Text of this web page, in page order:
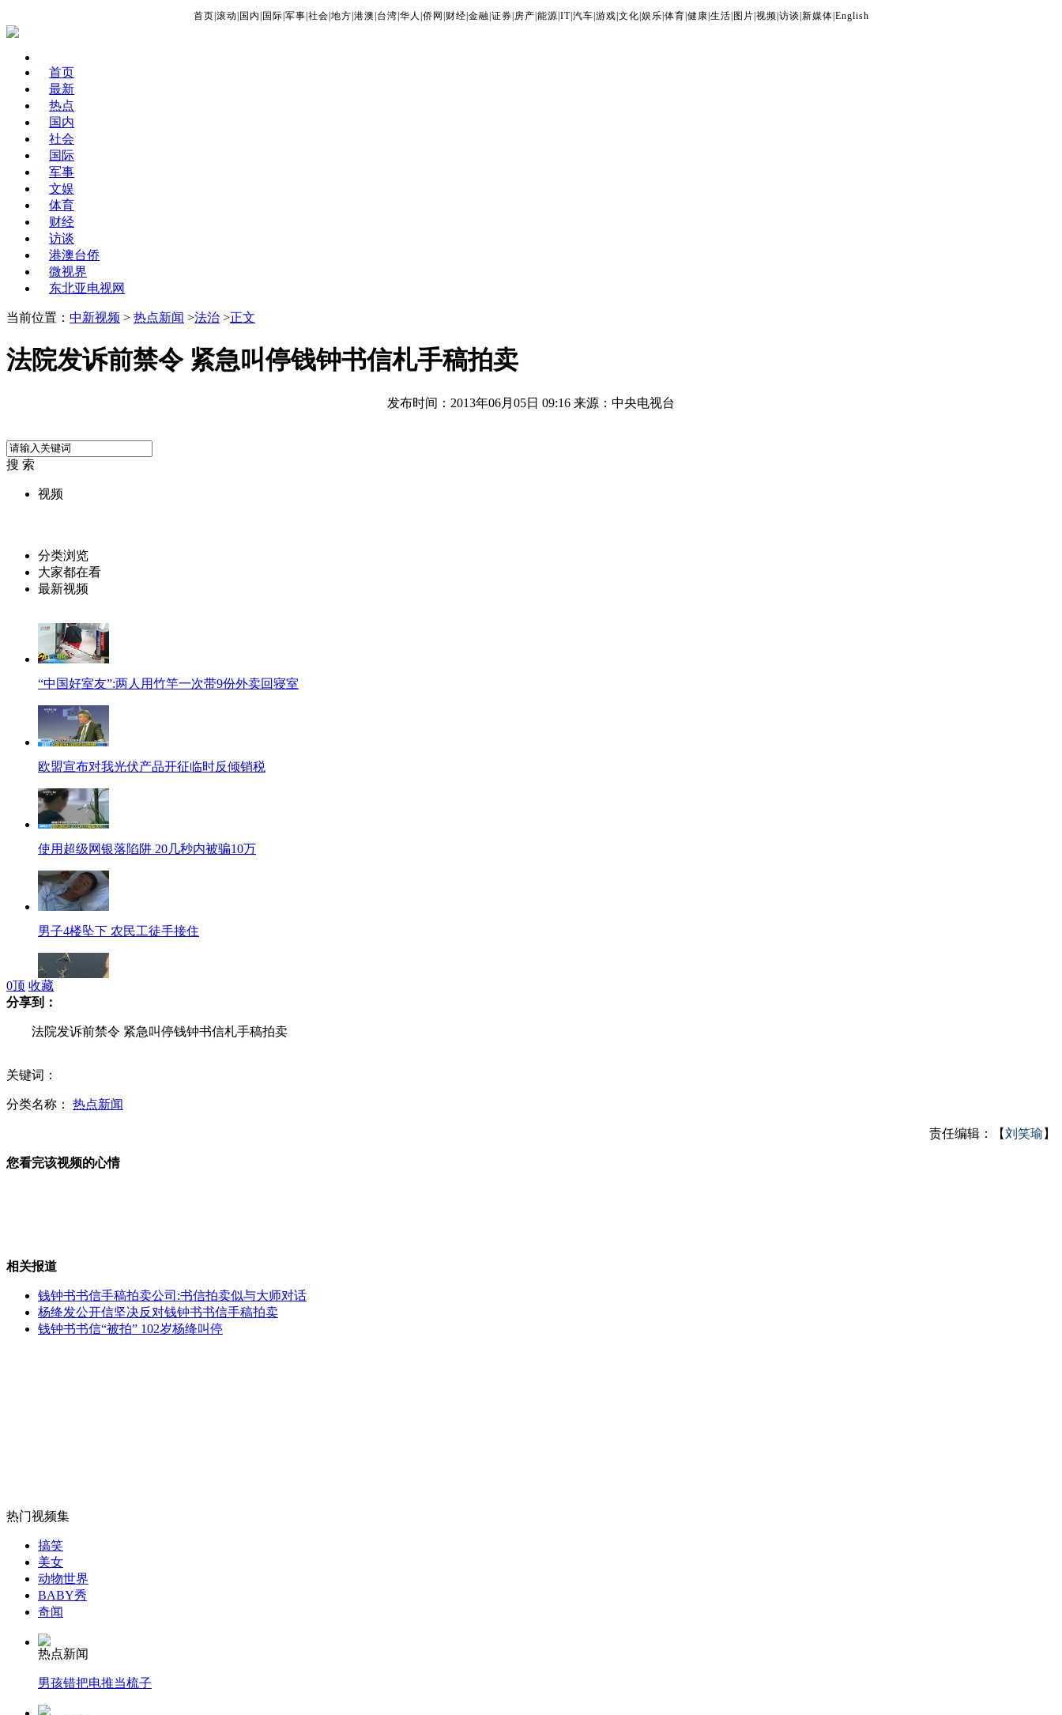
首页 滚动 国内 国际 军事 社会 地方 港澳 台湾 华人 侨网 财经 金融 证券 房产 能源 IT| 汽车 游戏 文化 娱乐 体育 健康 生活 图片 视频 访谈 新媒体 English
首页
最新
热点
国内
社会
国际
军事
文娱
体育
财经
访谈
港澳台侨
微视界
东北亚电视网
当前位置： 中新视频 > 热点新闻 >法治 >正文
法院发诉前禁令 紧急叫停钱钟书信札手稿拍卖
发布时间：2013年06月05日 09:16 来源：中央电视台
搜 索
视频
分类浏览
大家都在看
最新视频
“中国好室友”:两人用竹竿一次带9份外卖回寝室
欧盟宣布对我光伏产品开征临时反倾销税
使用超级网银落陷阱 20几秒内被骗10万
男子4楼坠下 农民工徒手接住
东营灌溉用水遭污染黑如酱油
直击西安性博会火爆现场
伤者讲述吉林禽业公司爆炸瞬间
外交部：反对强权政治霸凌主义
外交部：有关国家言论片面不公正
0顶 收藏
分享到：
法院发诉前禁令 紧急叫停钱钟书信札手稿拍卖
关键词：
分类名称： 热点新闻
责任编辑：【刘笑瑜 】
您看完该视频的心情
相关报道
钱钟书书信手稿拍卖公司:书信拍卖似与大师对话
杨绛发公开信坚决反对钱钟书书信手稿拍卖
钱钟书书信“被拍” 102岁杨绛叫停
热门视频集
搞笑
美女
动物世界
BABY秀
奇闻
热点新闻
男孩错把电推当梳子